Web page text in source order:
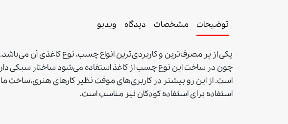
توضیحات مشخصات دیدگاه ویدیو
یکی از پر مصرف‌ترین و کاربردی‌ترین انواع چسب، نوع کاغذی آن
چون در ساخت این نوع چسب از کاغذ استفاده می‌شود ساختار سبکی
است. از این رو بیشتر در کاربری‌های موقت نظیر کارهای هنری،ساخت
استفاده برای استفاده کودکان نیز مناسب است.